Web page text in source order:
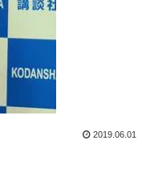
2019.06.01